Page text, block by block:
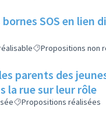
SOS en lien
Propositions non
parents des
la rue sur leur rôle
Propositions réalisées